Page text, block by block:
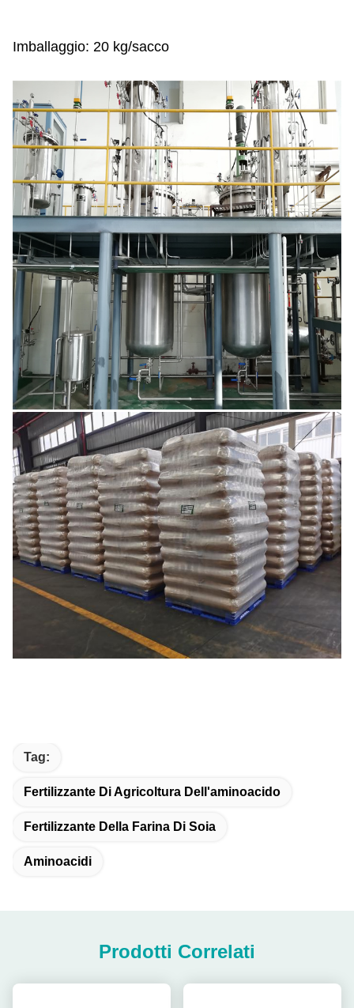
Imballaggio: 20 kg/sacco
Tag:
Fertilizzante Di Agricoltura Dell'aminoacido
Fertilizzante Della Farina Di Soia
Aminoacidi
Prodotti Correlati